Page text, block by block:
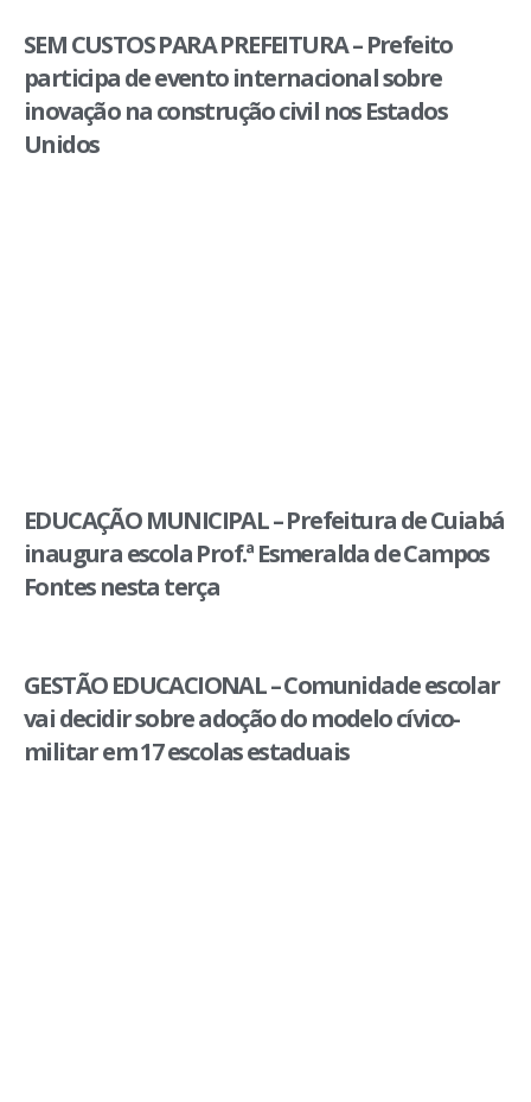
SEM CUSTOS PARA PREFEITURA – Prefeito
participa de evento internacional sobre
inovação na construção civil nos Estados
Unidos
EDUCAÇÃO MUNICIPAL – Prefeitura de Cuiabá
inaugura escola Prof.ª Esmeralda de Campos
Fontes nesta terça
GESTÃO EDUCACIONAL – Comunidade escolar
vai decidir sobre adoção do modelo cívico-
militar em 17 escolas estaduais